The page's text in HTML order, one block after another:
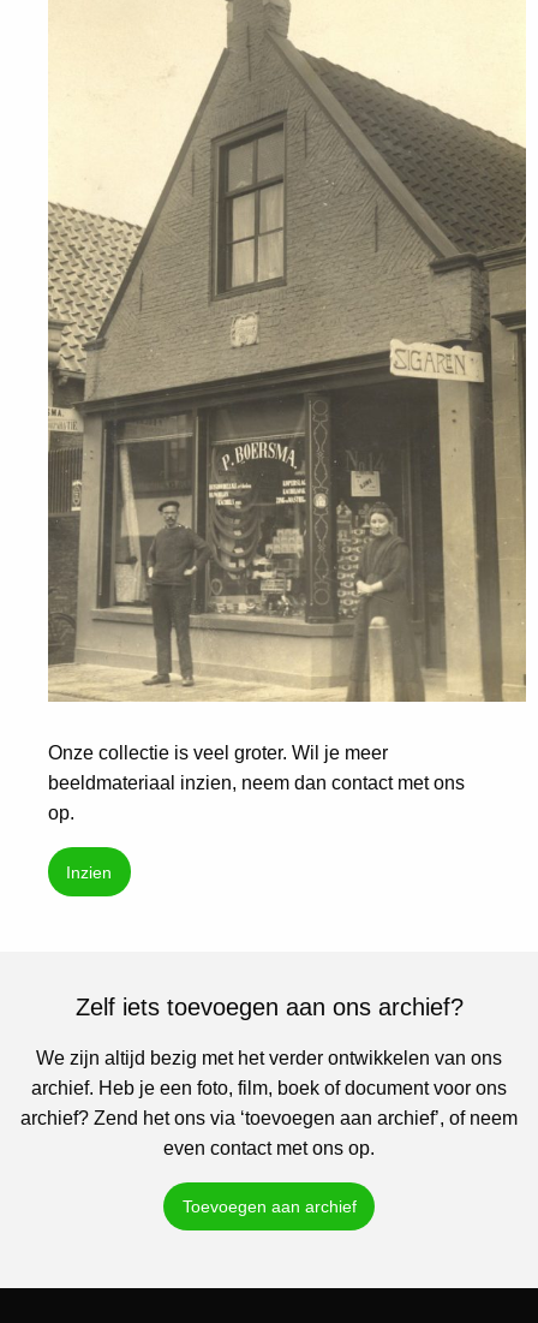
Onze collectie is veel groter. Wil je meer
beeldmateriaal inzien, neem dan contact met ons
op.
Inzien
Zelf iets toevoegen aan ons archief?
We zijn altijd bezig met het verder ontwikkelen van ons
archief. Heb je een foto, film, boek of document voor ons
archief? Zend het ons via ‘toevoegen aan archief’, of neem
even contact met ons op.
Toevoegen aan archief